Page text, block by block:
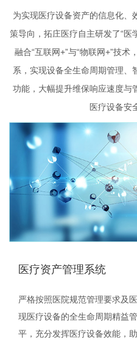
为实现医疗设备资产的信息化、
策导向，拓庄医疗自主研发了“医
融合“互联网+”与“物联网+”技术
系，实现设备全生命周期管理、
功能，大幅提升维保响应速度与
医疗设备安
医疗资产管理系统
严格按照医院规范管理要求及
现医疗设备的全生命周期精益
平，充分发挥医疗设备效能，